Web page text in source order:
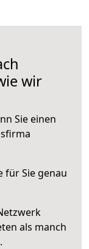
wir
Sie einen
für Sie genau
als manch